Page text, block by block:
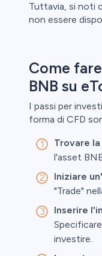
Tuttavia, si noti
non essere
Come
BNB su
I passi per
forma di CFD
Trovare
l'asset
Iniziare
"Trade"
Inserire
investire.